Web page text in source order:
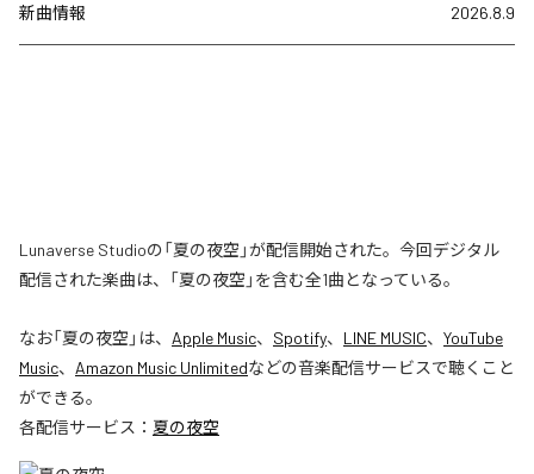
新曲情報 2026.8.9
Lunaverse Studioの「夏の夜空」が配信開始された。今回デジタル
配信された楽曲は、「夏の夜空」を含む全1曲となっている。
なお「夏の夜空 」は、 Apple Music、 Spotify、 LINE MUSIC、 YouTube
Music、 Amazon Music Unlimitedなどの音楽配信サービスで聴くこと
ができる。
各配信サービス： 夏の夜空